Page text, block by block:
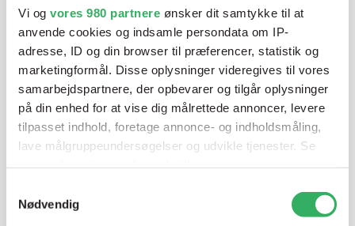
Vi og vores 980 partnere ønsker dit samtykke til at
anvende cookies og indsamle persondata om IP-
adresse, ID og din browser til præferencer, statistik og
marketingformål. Disse oplysninger videregives til vores
samarbejdspartnere, der opbevarer og tilgår oplysninger
på din enhed for at vise dig målrettede annoncer, levere
tilpasset indhold, foretage annonce- og indholdsmåling,
lave målgruppeundersøgelser og udvikle tjenester. Se
tilbage eller ændre indstillinger fra vores
"Cookiedeklaration", eller ved at trykke på "Privacy
Nødvendig
klar ved telefonen
Vi tilbyder et bredt sortiment af produkter til
autolakering. Lige meget om du skal bruge en enkelt farve,
en sprøjtepistol eller om du har behov for en
blandeanlægsløsning, kan vi hjælpe dig.